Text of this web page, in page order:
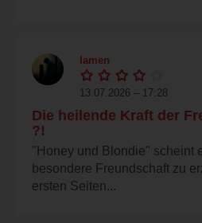
lamen
13.07.2026 – 17:28
Die heilende Kraft der
?!
"Honey und Blondie" scheint
besondere Freundschaft zu
ersten Seiten...